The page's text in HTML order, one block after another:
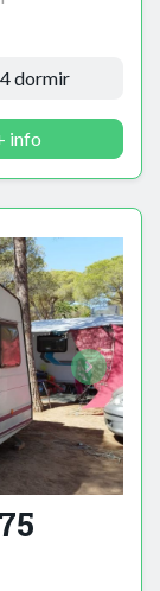
4 dormir
info